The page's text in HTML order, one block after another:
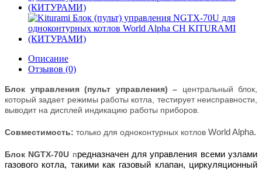
Описание
Отзывов (0)
Блок управления (пульт управления) – центральный блок,
который задает режимы работы котла, тестирует неисправности,
выводит на дисплей индикацию работы приборов.
Совместимость: только для одноконтурных котлов World Alpha.
Блок NGTX-70U предназначен для управления всеми узлами
газового котла, такими как газовый клапан, циркуляционный